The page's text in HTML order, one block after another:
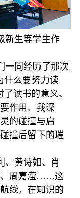
新生等学生作
一同经历了那次
什么要努力读
读书的意义、
作用。我深
的碰撞与启
撞后留下的璀
、黄诗如、肖
、周嘉滢……这
线，在知识的